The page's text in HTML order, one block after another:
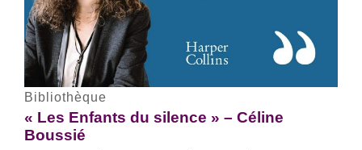
Bibliothèque
« Les Enfants du silence » – Céline
Boussié